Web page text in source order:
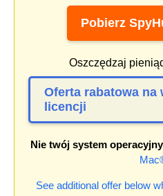
Pobierz
Oszczędzaj
Oferta rabatowa na
licencji
Nie twój system
See additional offer below